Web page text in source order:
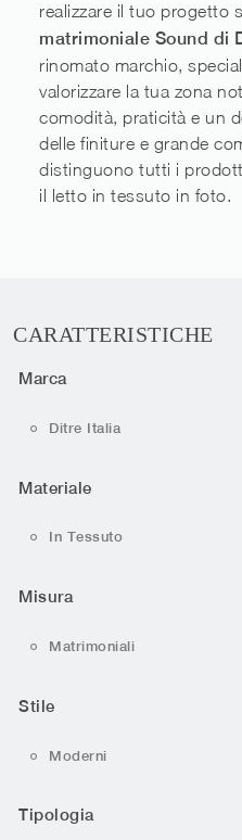
realizzare il tuo progetto
matrimoniale Sound di
rinomato marchio,
valorizzare la tua zona
comodità, praticità e un
delle finiture e grande
distinguono tutti i
il letto in tessuto in foto.
CARATTERISTICHE
Marca
Ditre Italia
Materiale
In Tessuto
Misura
Matrimoniali
Stile
Moderni
Tipologia